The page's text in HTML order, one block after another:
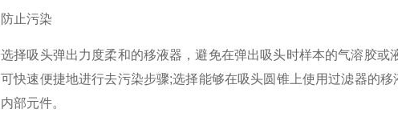
防止污染
选择吸头弹出力度柔和的移液器，避免在弹出吸头时样本的气溶胶或
可快速便捷地进行去污染步骤;选择能够在吸头圆锥上使用过滤器的
内部元件。